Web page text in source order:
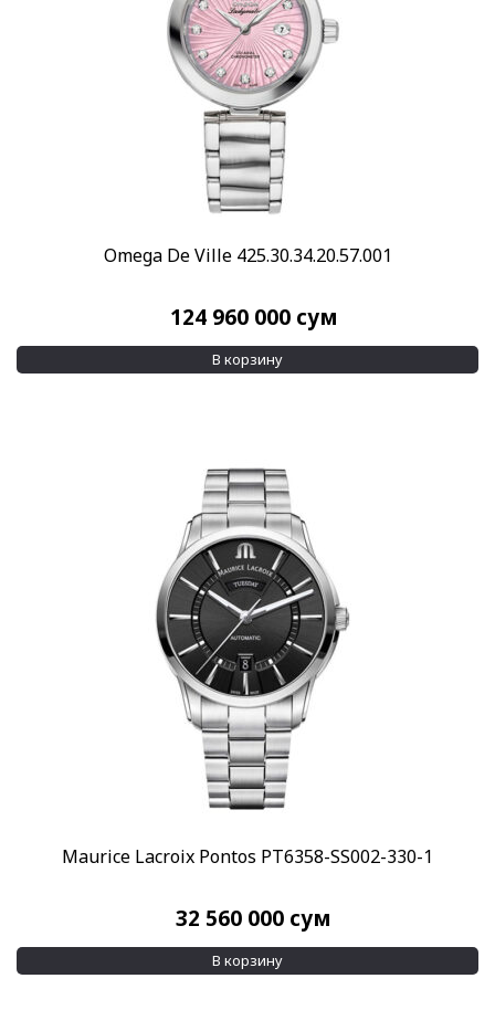
Omega De Ville 425.30.34.20.57.001
124 960 000 сум
В корзину
Maurice Lacroix Pontos PT6358-SS002-330-1
32 560 000 сум
В корзину